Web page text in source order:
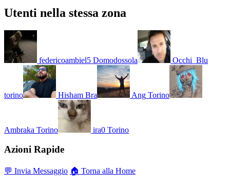
Utenti nella stessa zona
federicoambiel5 Domodossola Occhi_Blu
torino Hisham Bra Ang Torino
Ambraka Torino ira0 Torino
Azioni Rapide
💬 Invia Messaggio 🏠 Torna alla Home